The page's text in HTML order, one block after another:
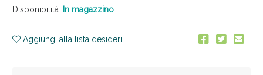
Disponibilità: In magazzino
Aggiungi alla lista desideri